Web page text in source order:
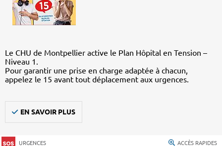
Le CHU de Montpellier active le Plan Hôpital en Tension –
Niveau 1.
Pour garantir une prise en charge adaptée à chacun,
appelez le 15 avant tout déplacement aux urgences.
EN SAVOIR PLUS
URGENCES ACCÈS RAPIDES